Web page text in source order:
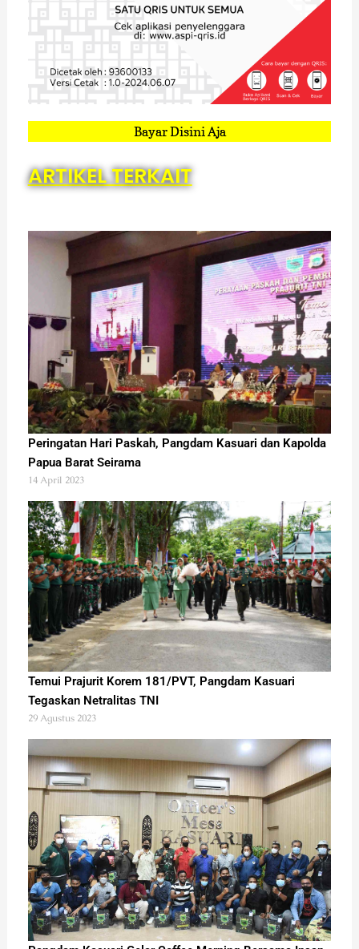
Bayar Disini Aja
ARTIKEL TERKAIT
Peringatan Hari Paskah, Pangdam Kasuari dan Kapolda
Papua Barat Seirama
14 April 2023
Temui Prajurit Korem 181/PVT, Pangdam Kasuari
Tegaskan Netralitas TNI
29 Agustus 2023